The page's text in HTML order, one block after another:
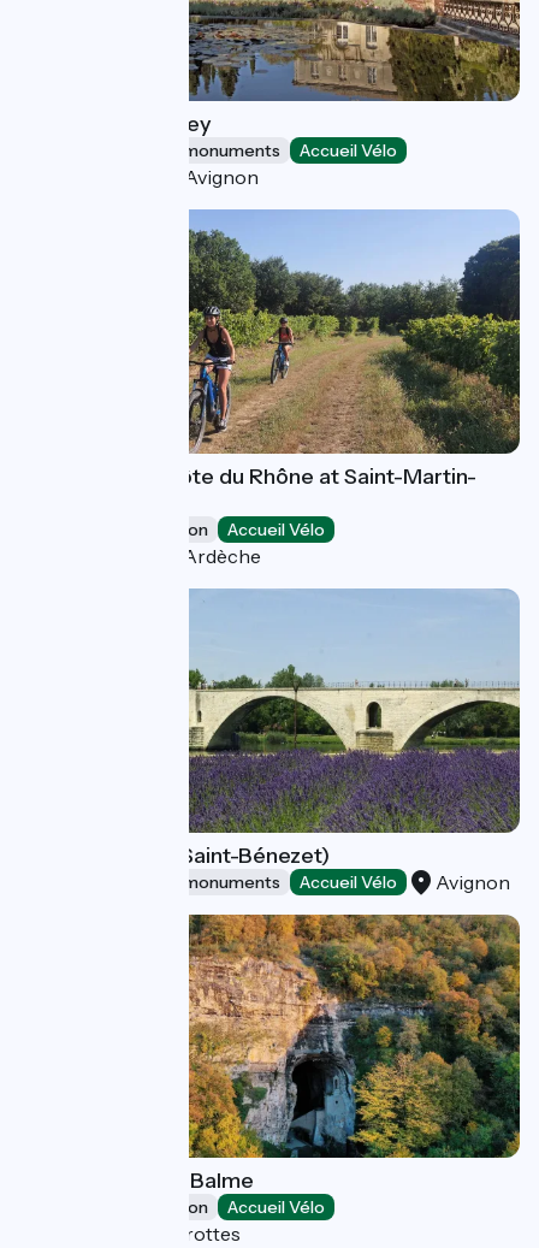
Saint-André Abbey
Sites and historical monuments Accueil Vélo
Villeneuve-lès-Avignon
VELŒnologie Côte du Rhône at Saint-Martin-
Leisure and recreation Accueil Vélo
Saint-Martin-d'Ardèche
Pont d'Avignon (Saint-Bénezet)
Sites and historical monuments Accueil Vélo Avignon
The Caves of La Balme
Leisure and recreation Accueil Vélo
La Balme-les-Grottes